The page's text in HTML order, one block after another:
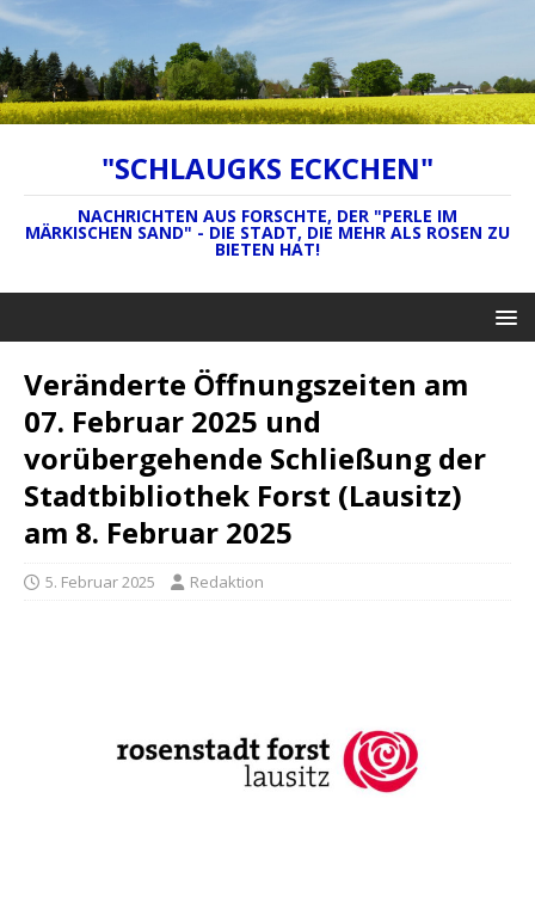
"SCHLAUGKS ECKCHEN"
NACHRICHTEN AUS FORSCHTE, DER "PERLE IM
MÄRKISCHEN SAND" - DIE STADT, DIE MEHR ALS ROSEN ZU
BIETEN HAT!
Veränderte Öffnungszeiten am
07. Februar 2025 und
vorübergehende Schließung der
Stadtbibliothek Forst (Lausitz)
am 8. Februar 2025
5. Februar 2025 Redaktion